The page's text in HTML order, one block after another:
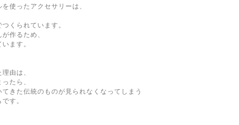
使ったアクセサリーは、
くられています。
作るため、
ます。
由は、
たら、
きた伝統のものが見られなくなってしまう
す。